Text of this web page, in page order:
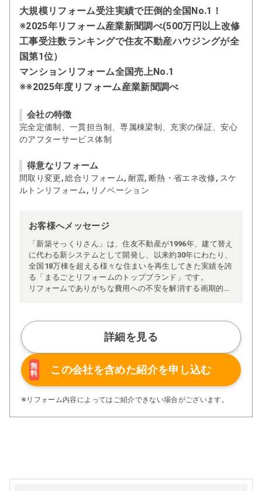
大規模リフォーム受注実績で圧倒的全国No.1！
※2025年リフォーム産業新聞調べ(500万円以上改修
工事受注数ランキングで住友不動産ハウジングが全
国第1位）
マンションリフォーム全国売上No.1
※※2025年度リフォーム産業新聞調べ
会社の特徴
完全定価制、一貫担当制、専属棟梁制、充実の保証、安心
のアフターサービス体制
得意なリフォーム
間取り変更, 総合リフォーム, 耐震, 断熱・省エネ改修, スケ
ルトンリフォーム, リノベーション
お客様へメッセージ
「新築そっくりさん」は、住友不動産が1996年、建て替え
に代わる新システムとして開発し、以来約30年にわたり、
全国18万棟を超える様々な住まいを再生してきた実績を誇
る「まるごとリフォームのトップブランド」です。
リフォームでありがちな費用への不安を解消する画期的な
ム」、経験豊かなセールスエンジニアによる「一貫担当
制」などが高い信頼を得ています。
また、大規模リフォームに習熟した施工管理者が現場を統
括する「専属棟梁制」、豊富な実績に裏付けられた充実の
施工マニュアルや検査体制により高い施工品質を実現。
さらに、住友不動産のリフォームならではの充実の保証、
アフターサービス体制で工事後も安心です。
ぜひ、あなたの大切なお住まいの再生を私たちにお任せく
詳細を見る
無
料
この会社を含めた紹介を申し込む
※リフォーム内容によってはご紹介できない場合がございます。